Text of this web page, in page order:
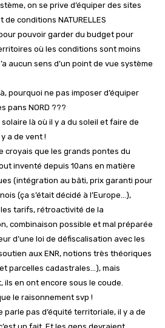
on se prive d’équiper des sites
conditions NATURELLES
pour pouvoir garder du budget pour
où les conditions sont moins
aucun sens d’un point de vue système
pourquoi ne pas imposer d’équiper
pans NORD ???
là où il y a du soleil et faire de
y a de vent !
croyais que les grands pontes du
inventé depuis 10ans en matière
(intégration au bâti, prix garanti pour
(ça s’était décidé à l’Europe…),
tarifs, rétroactivité de la
combinaison possible et mal préparée
d’une loi de défiscalisation avec les
aux ENR, notions très théoriques
parcelles cadastrales…), mais
ils en ont encore sous le coude.
le raisonnement svp !
parle pas d’équité territoriale, il y a de